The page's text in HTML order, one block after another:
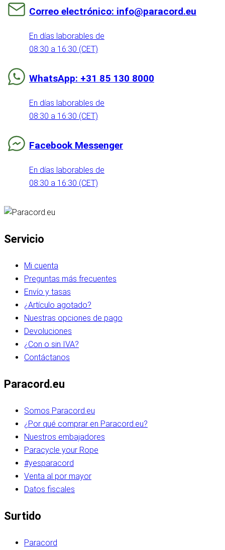
Correo electrónico: info@paracord.eu
En días laborables de
08:30 a 16:30 (CET)
WhatsApp: +31 85 130 8000
En días laborables de
08:30 a 16:30 (CET)
Facebook Messenger
En días laborables de
08:30 a 16:30 (CET)
Servicio
Mi cuenta
Preguntas más frecuentes
Envío y tasas
¿Artículo agotado?
Nuestras opciones de pago
Devoluciones
¿Con o sin IVA?
Contáctanos
Paracord.eu
Somos Paracord.eu
¿Por qué comprar en Paracord.eu?
Nuestros embajadores
Paracycle your Rope
#yesparacord
Venta al por mayor
Datos fiscales
Surtido
Paracord